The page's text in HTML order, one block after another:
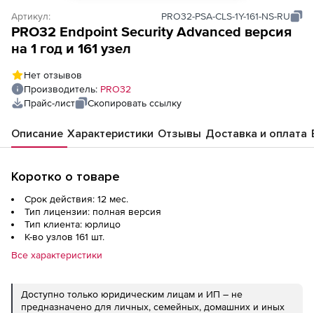
Артикул: PRO32-PSA-CLS-1Y-161-NS-RU
PRO32 Endpoint Security Advanced версия
на 1 год и 161 узел
Нет отзывов
Производитель: PRO32
Прайс-лист
Скопировать ссылку
Описание Характеристики Отзывы Доставка и оплата
Коротко о товаре
Срок действия: 12 мес.
Тип лицензии: полная версия
Тип клиента: юрлицо
К-во узлов 161 шт.
Все характеристики
Доступно только юридическим лицам и ИП – не
предназначено для личных, семейных, домашних и иных